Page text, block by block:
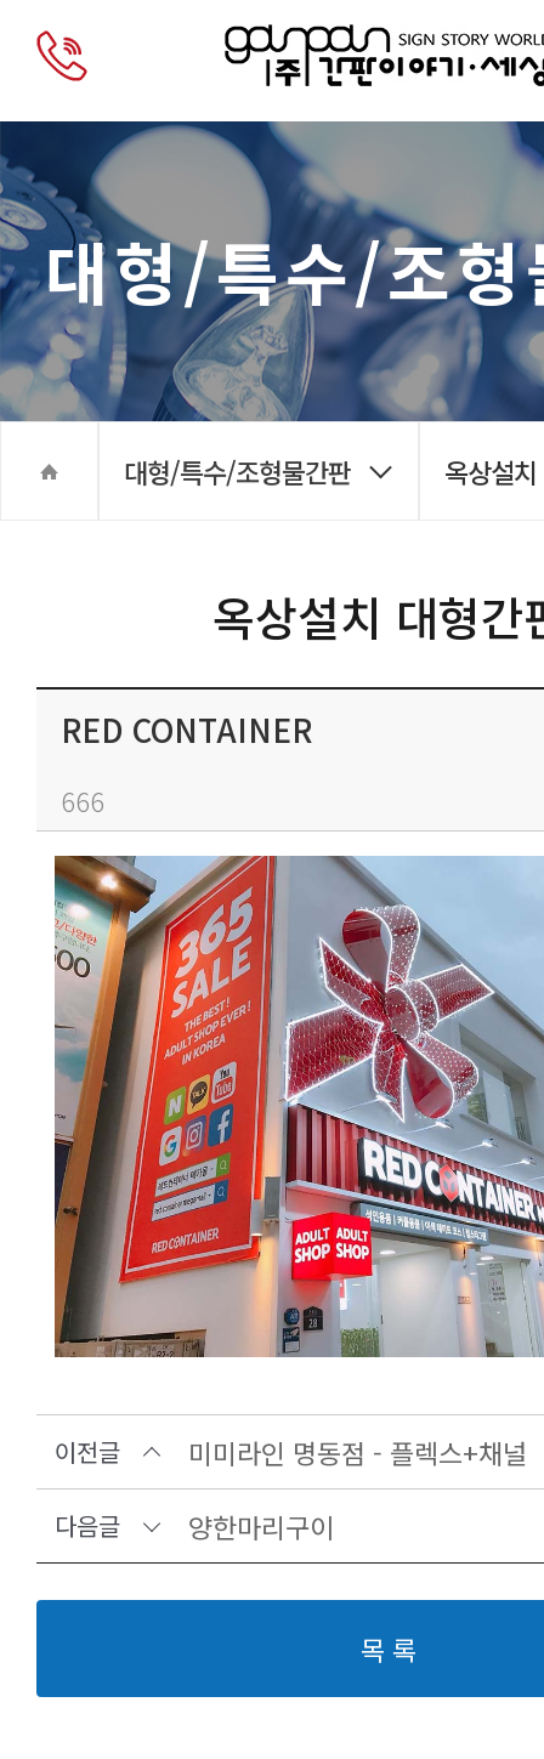
대형/특수/조형
대형/특수/조형물간판 옥상설
옥상설치 대형간
RED CONTAINER
666
이전글 미미라인 명동점 - 플렉스+채널
다음글 양한마리구이
목 록